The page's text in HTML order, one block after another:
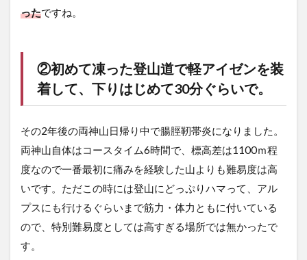
ったですね。
②初めて凍った登山道で軽アイゼンを装
着して、下りはじめて30分ぐらいで。
その2年後の両神山日帰り中で腸脛靭帯炎になりました。
両神山自体はコースタイム6時間で、標高差は1100ｍ程
度なので一番最初に痛みを経験した山よりも難易度は高
いです。ただこの時には登山にどっぷりハマって、アル
プスにも行けるぐらいまで筋力・体力ともに付いている
ので、特別難易度としては高すぎる場所では無かったで
す。